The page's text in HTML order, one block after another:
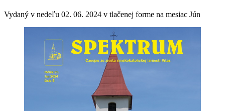
Vydaný v nedeľu 02. 06. 2024 v tlačenej forme na mesiac Jún